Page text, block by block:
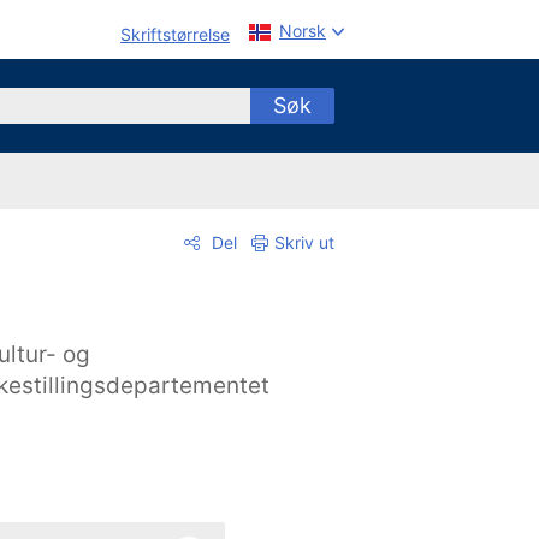
Skriftstørrelse Norsk
Søk
Del Skriv ut
og